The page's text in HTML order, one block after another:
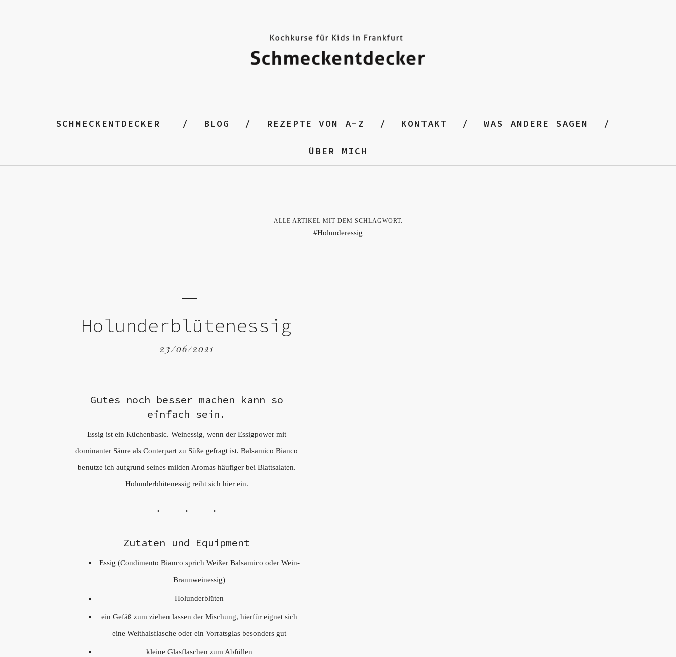
SCHMECKENTDECKER BLOG REZEPTE VON A-Z KONTAKT WAS ANDERE SAGEN
ÜBER MICH
ALLE ARTIKEL MIT DEM SCHLAGWORT:
Holunderessig
Holunderblütenessig
23/06/2021
Gutes noch besser machen kann so
einfach sein.
Essig ist ein Küchenbasic. Weinessig, wenn der Essigpower mit
dominanter Säure als Conterpart zu Süße gefragt ist. Balsamico Bianco
benutze ich aufgrund seines milden Aromas häufiger bei Blattsalaten.
Holunderblütenessig reiht sich hier ein.
Zutaten und Equipment
Essig (Condimento Bianco sprich Weißer Balsamico oder Wein-
Brannweinessig)
Holunderblüten
ein Gefäß zum ziehen lassen der Mischung, hierfür eignet sich
eine Weithalsflasche oder ein Vorratsglas besonders gut
kleine Glasflaschen zum Abfüllen